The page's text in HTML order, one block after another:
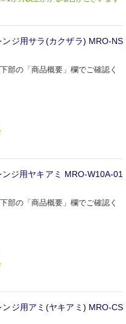
ジ用サラ(カクザラ) MRO-NS
部の「商品概要」欄でご確認く
ジ用ヤキアミ MRO-W10A-01
部の「商品概要」欄でご確認く
ジ用アミ(ヤキアミ) MRO-CS